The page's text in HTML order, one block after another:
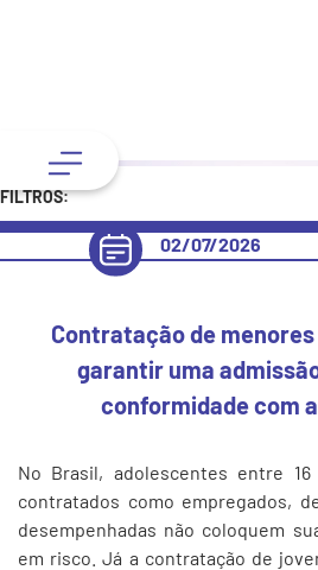
FILTROS:
02/07/2026
Contratação de
garantir uma
conformidade com
No Brasil, adolescentes entre
contratados como empregados,
desempenhadas não coloquem
em risco. Já a contratação de